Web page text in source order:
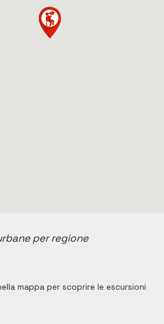
per regione
mappa per scoprire le escursioni